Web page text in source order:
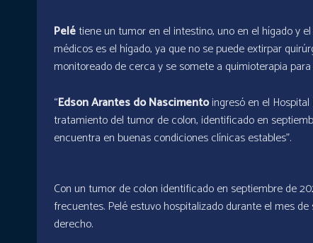
Pelétiene un tumor en el intestino, uno en el hígado y
médicos es el hígado, ya que no se puede extirpar
monitoreado de cerca y se somete a quimioterapia
“Edson Arantes do Nascimentoingresó en el Hospital
tratamiento del tumor de colon, identificado en
encuentra en buenas condiciones clínicas estables”.
Con un tumor de colon identificado en septiembre de
frecuentes. Pelé estuvo hospitalizado durante el mes
derecho.